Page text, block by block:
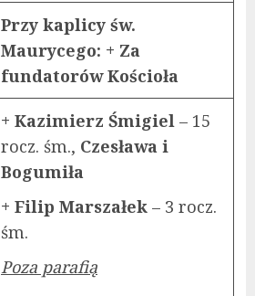
Przy kaplicy św.
Maurycego: + Za
fundatorów Kościoła
+ Kazimierz Śmigiel – 15
rocz. śm., Czesława i
Bogumiła
+ Filip Marszałek – 3 rocz.
śm.
Poza parafią